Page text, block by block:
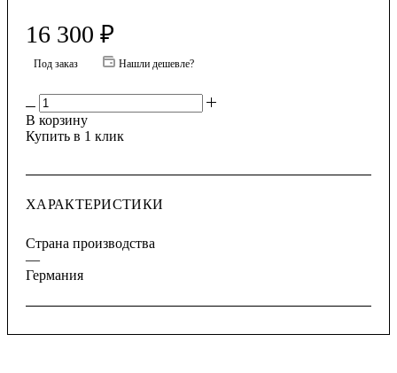
16 300 ₽
Под заказ Нашли дешевле?
В корзину
Купить в 1 клик
ХАРАКТЕРИСТИКИ
Страна производства
—
Германия